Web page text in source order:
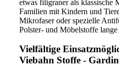
etwas filigraner als klassische
Familien mit Kindern und
Mikrofaser oder spezielle
Polster- und Möbelstoffe lange
Vielfältige
Viebahn Stoffe -